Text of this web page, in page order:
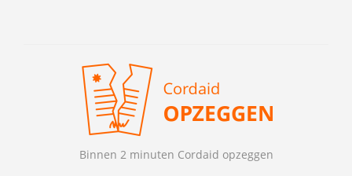
Binnen 2 minuten Cordaid opzeggen